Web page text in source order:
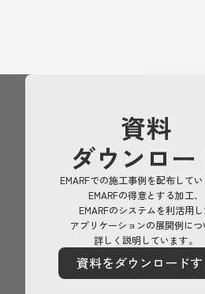
資料
ダウンロー
EMARFでの施工事例を配布してい
EMARFの得意とする加工、
EMARFのシステムを利活用
アプリケーションの展開例につ
詳しく説明しています。
資料をダウンロードす
資料をダウンロード